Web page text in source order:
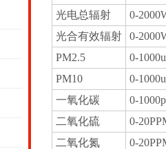
光电总辐射
0-
光合有效辐射
0-
PM2.5
0-
PM10
0-
一氧化碳
0-
二氧化硫
0-
二氧化氮
0-